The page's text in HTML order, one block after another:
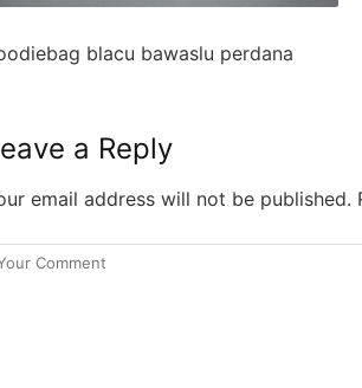
blacu bawaslu perdana
a Reply
email address will not be published.